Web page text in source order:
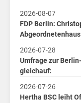
2026-08-07
FDP Berlin:
Abgeordnetenhaus
2026-07-28
Umfrage zur
gleichauf:
2026-07-26
Hertha BSC leiht